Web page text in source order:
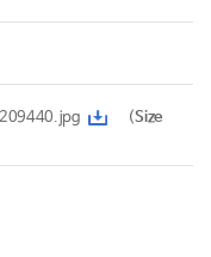
(Size